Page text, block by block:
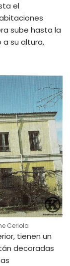
el
sube hasta la
a su altura,
Ceriola
tienen un
decoradas